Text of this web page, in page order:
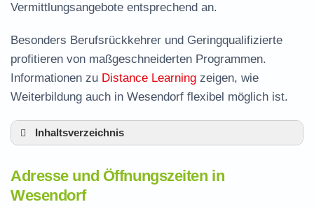
Vermittlungsangebote entsprechend an.
Besonders Berufsrückkehrer und Geringqualifizierte
profitieren von maßgeschneiderten Programmen.
Informationen zu Distance Learning zeigen, wie
Weiterbildung auch in Wesendorf flexibel möglich ist.
Inhaltsverzeichnis
Leistungen der Arbeitsvermittlung in
Wesendorf
Adresse und Öffnungszeiten in
Wesendorf